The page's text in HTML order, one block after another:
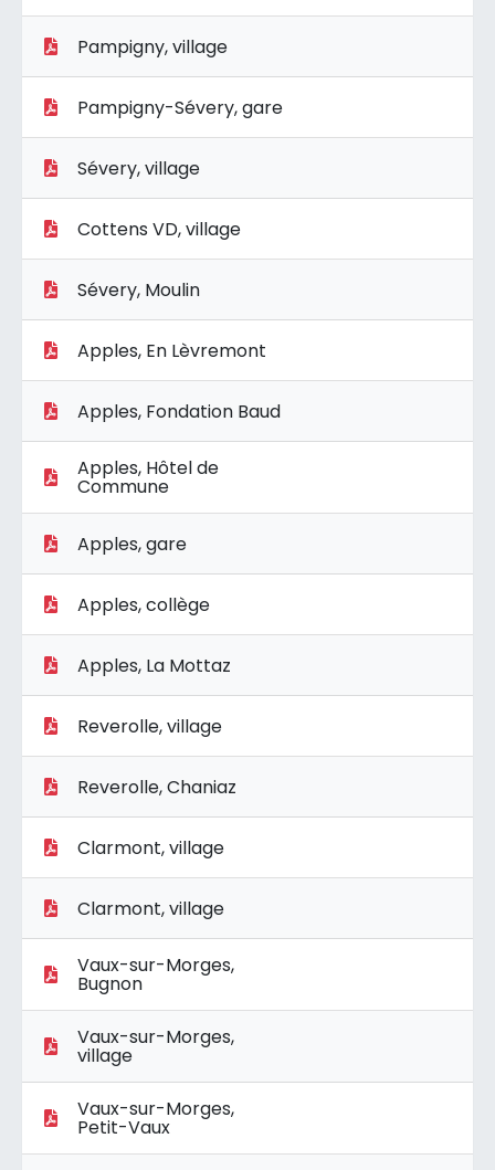
Pampigny, village
Pampigny-Sévery, gare
Sévery, village
Cottens VD, village
Sévery, Moulin
Apples, En Lèvremont
Apples, Fondation Baud
Apples, Hôtel de
Commune
Apples, gare
Apples, collège
Apples, La Mottaz
Reverolle, village
Reverolle, Chaniaz
Clarmont, village
Clarmont, village
Vaux-sur-Morges,
Bugnon
Vaux-sur-Morges,
village
Vaux-sur-Morges,
Petit-Vaux